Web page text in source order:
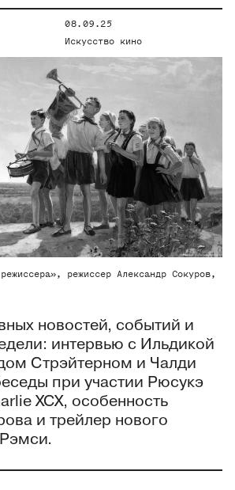
08.09.25
Искусство кино
режиссер Александр Сокуров,
новостей, событий и
интервью с Ильдикой
Стрэйтерном и Чалди
при участии Рюсукэ
XCX, особенность
и трейлер нового